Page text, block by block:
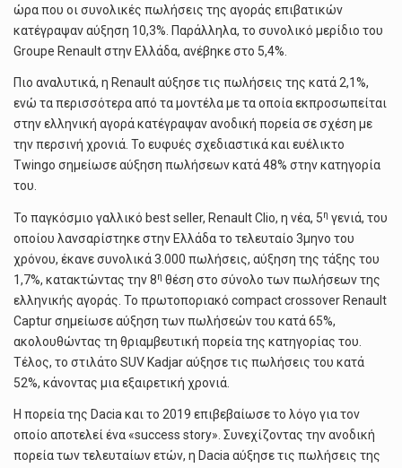
ώρα που οι συνολικές πωλήσεις της αγοράς επιβατικών
κατέγραψαν αύξηση 10,3%. Παράλληλα, το συνολικό μερίδιο του
Groupe Renault στην Ελλάδα, ανέβηκε στο 5,4%.
Πιο αναλυτικά, η Renault αύξησε τις πωλήσεις της κατά 2,1%,
ενώ τα περισσότερα από τα μοντέλα με τα οποία εκπροσωπείται
στην ελληνική αγορά κατέγραψαν ανοδική πορεία σε σχέση με
την περσινή χρονιά. Το ευφυές σχεδιαστικά και ευέλικτο
Twingo σημείωσε αύξηση πωλήσεων κατά 48% στην κατηγορία
του.
Το παγκόσμιο γαλλικό best seller, Renault Clio, η νέα, 5η γενιά, του
οποίου λανσαρίστηκε στην Ελλάδα το τελευταίο 3μηνο του
χρόνου, έκανε συνολικά 3.000 πωλήσεις, αύξηση της τάξης του
1,7%, κατακτώντας την 8η θέση στο σύνολο των πωλήσεων της
ελληνικής αγοράς. Το πρωτοποριακό compact crossover Renault
Captur σημείωσε αύξηση των πωλήσεών του κατά 65%,
ακολουθώντας τη θριαμβευτική πορεία της κατηγορίας του.
Τέλος, το στιλάτο SUV Kadjar αύξησε τις πωλήσεις του κατά
52%, κάνοντας μια εξαιρετική χρονιά.
Η πορεία της Dacia και το 2019 επιβεβαίωσε το λόγο για τον
οποίο αποτελεί ένα «success story». Συνεχίζοντας την ανοδική
πορεία των τελευταίων ετών, η Dacia αύξησε τις πωλήσεις της